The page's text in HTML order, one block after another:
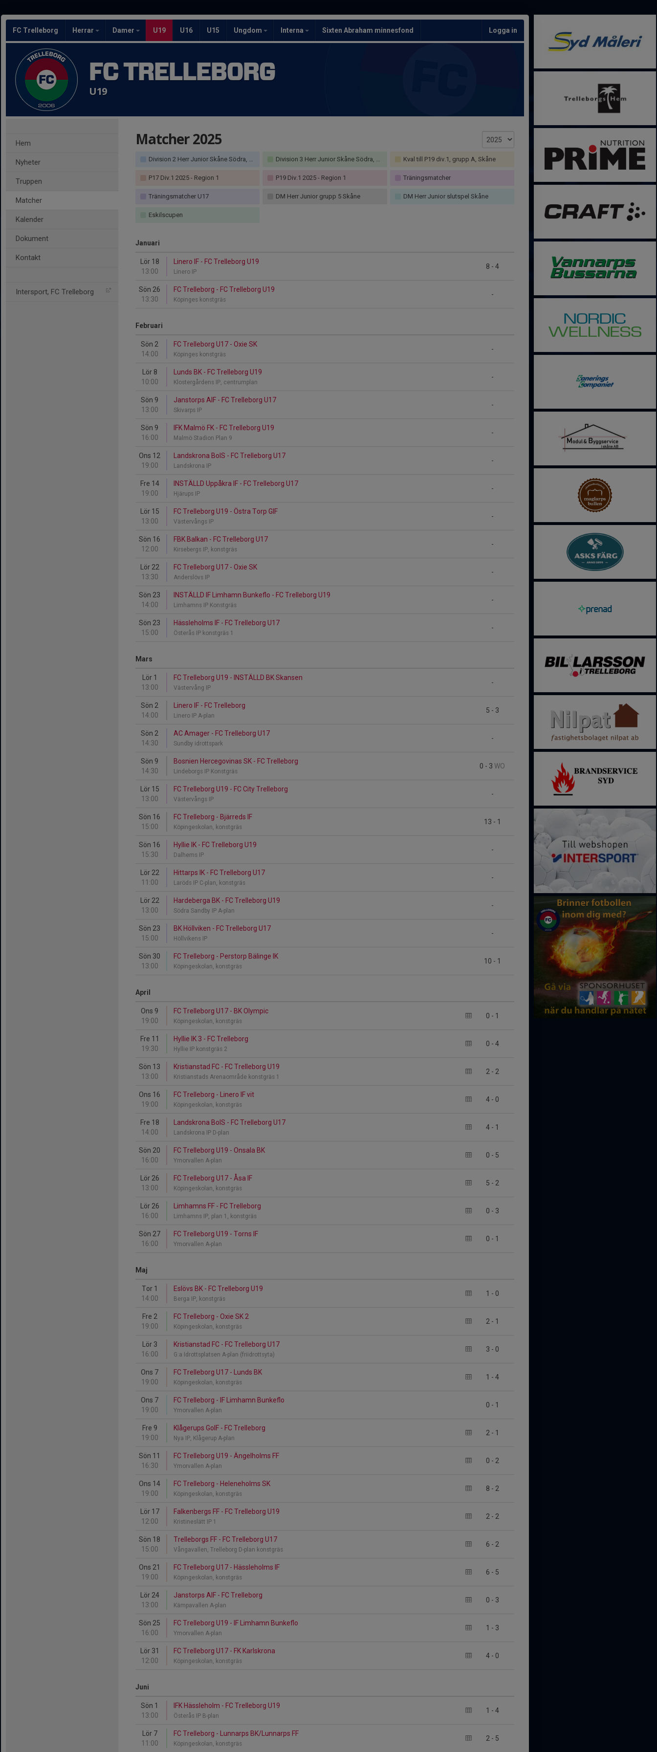
FC Trelleborg Herrar Damer U19 U16 U15 Ungdom Interna Sixten Abraham minnesfond Logga in
FC TRELLEBORG
U19
Hem
Nyheter
Truppen
Matcher
Kalender
Dokument
Kontakt
Intersport, FC Trelleborg
Matcher 2025
Division 2 Herr Junior Skåne Södra, höst Division 3 Herr Junior Skåne Södra, vår Kval till P19 div.1, grupp A, Skåne
P17 Div.1 2025 - Region 1 P19 Div.1 2025 - Region 1 Träningsmatcher
Träningsmatcher U17 DM Herr Junior grupp 5 Skåne DM Herr Junior slutspel Skåne
Eskilscupen
Januari
Lör 18
13:00
8 - 4
Linero IF - FC Trelleborg U19
Linero IP
Sön 26
13:30
-
FC Trelleborg - FC Trelleborg U19
Köpinges konstgräs
Februari
Sön 2
14:00
-
FC Trelleborg U17 - Oxie SK
Köpinges konstgräs
Lör 8
10:00
-
Lunds BK - FC Trelleborg U19
Klostergårdens IP, centrumplan
Sön 9
13:00
-
Janstorps AIF - FC Trelleborg U17
Skivarps IP
Sön 9
16:00
-
IFK Malmö FK - FC Trelleborg U19
Malmö Stadion Plan 9
Ons 12
19:00
-
Landskrona BoIS - FC Trelleborg U17
Landskrona IP
Fre 14
19:00
-
INSTÄLLD Uppåkra IF - FC Trelleborg U17
Hjärups IP
Lör 15
13:00
-
FC Trelleborg U19 - Östra Torp GIF
Västervångs IP
Sön 16
12:00
-
FBK Balkan - FC Trelleborg U17
Kirsebergs IP, konstgräs
Lör 22
13:30
-
FC Trelleborg U17 - Oxie SK
Anderslövs IP
Sön 23
14:00
-
INSTÄLLD IF Limhamn Bunkeflo - FC Trelleborg U19
Limhamns IP Konstgräs
Sön 23
15:00
-
Hässleholms IF - FC Trelleborg U17
Österås IP konstgräs 1
Mars
Lör 1
13:00
-
FC Trelleborg U19 - INSTÄLLD BK Skansen
Västervång IP
Sön 2
14:00
5 - 3
Linero IF - FC Trelleborg
Linero IP A-plan
Sön 2
14:30
-
AC Amager - FC Trelleborg U17
Sundby idrottspark
Sön 9
14:30
0 - 3 WO
Bosnien Hercegovinas SK - FC Trelleborg
Lindeborgs IP Konstgräs
Lör 15
13:00
-
FC Trelleborg U19 - FC City Trelleborg
Västervångs IP
Sön 16
15:00
13 - 1
FC Trelleborg - Bjärreds IF
Köpingeskolan, konstgräs
Sön 16
15:30
-
Hyllie IK - FC Trelleborg U19
Dalhems IP
Lör 22
11:00
-
Hittarps IK - FC Trelleborg U17
Laröds IP C-plan, konstgräs
Lör 22
13:00
-
Hardeberga BK - FC Trelleborg U19
Södra Sandby IP A-plan
Sön 23
15:00
-
BK Höllviken - FC Trelleborg U17
Höllvikens IP
Sön 30
13:00
10 - 1
FC Trelleborg - Perstorp Bälinge IK
Köpingeskolan, konstgräs
April
Ons 9
19:00
0 - 1
FC Trelleborg U17 - BK Olympic
Köpingeskolan, konstgräs
Fre 11
19:30
0 - 4
Hyllie IK 3 - FC Trelleborg
Hyllie IP konstgräs 2
Sön 13
13:00
2 - 2
Kristianstad FC - FC Trelleborg U19
Kristianstads Arenaområde konstgräs 1
Ons 16
19:00
4 - 0
FC Trelleborg - Linero IF vit
Köpingeskolan, konstgräs
Fre 18
14:00
4 - 1
Landskrona BoIS - FC Trelleborg U17
Landskrona IP D-plan
Sön 20
16:00
0 - 5
FC Trelleborg U19 - Onsala BK
Ymorvallen A-plan
Lör 26
13:00
5 - 2
FC Trelleborg U17 - Åsa IF
Köpingeskolan, konstgräs
Lör 26
16:00
0 - 3
Limhamns FF - FC Trelleborg
Limhamns IP, plan 1, konstgräs
Sön 27
16:00
0 - 1
FC Trelleborg U19 - Torns IF
Ymorvallen A-plan
Maj
Tor 1
14:00
1 - 0
Eslövs BK - FC Trelleborg U19
Berga IP, konstgräs
Fre 2
19:00
2 - 1
FC Trelleborg - Oxie SK 2
Köpingeskolan, konstgräs
Lör 3
16:00
3 - 0
Kristianstad FC - FC Trelleborg U17
G:a Idrottsplatsen A-plan (friidrottsyta)
Ons 7
19:00
1 - 4
FC Trelleborg U17 - Lunds BK
Köpingeskolan, konstgräs
Ons 7
19:00
0 - 1
FC Trelleborg - IF Limhamn Bunkeflo
Ymorvallen A-plan
Fre 9
19:00
2 - 1
Klågerups GoIF - FC Trelleborg
Nya IP, Klågerup A-plan
Sön 11
16:30
0 - 2
FC Trelleborg U19 - Ängelholms FF
Ymorvallen A-plan
Ons 14
19:00
8 - 2
FC Trelleborg - Heleneholms SK
Köpingeskolan, konstgräs
Lör 17
12:00
2 - 2
Falkenbergs FF - FC Trelleborg U19
Kristineslätt IP 1
Sön 18
15:00
6 - 2
Trelleborgs FF - FC Trelleborg U17
Vångavallen, Trelleborg D-plan konstgräs
Ons 21
19:00
6 - 5
FC Trelleborg U17 - Hässleholms IF
Köpingeskolan, konstgräs
Lör 24
13:00
0 - 3
Janstorps AIF - FC Trelleborg
Kämpavallen A-plan
Sön 25
16:00
1 - 3
FC Trelleborg U19 - IF Limhamn Bunkeflo
Ymorvallen A-plan
Lör 31
12:00
4 - 0
FC Trelleborg U17 - FK Karlskrona
Köpingeskolan, konstgräs
Juni
Sön 1
13:00
1 - 4
IFK Hässleholm - FC Trelleborg U19
Österås IP B-plan
Lör 7
11:00
2 - 5
FC Trelleborg - Lunnarps BK/Lunnarps FF
Köpingeskolan, konstgräs